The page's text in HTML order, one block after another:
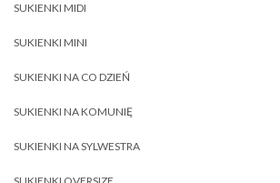
SUKIENKI MIDI
SUKIENKI MINI
SUKIENKI NA CO DZIEŃ
SUKIENKI NA KOMUNIĘ
SUKIENKI NA SYLWESTRA